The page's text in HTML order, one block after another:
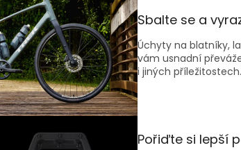
Sbalte se a
Úchyty na blatníky,
vám usnadní
i jiných příležitostech.
Pořiďte si lepší